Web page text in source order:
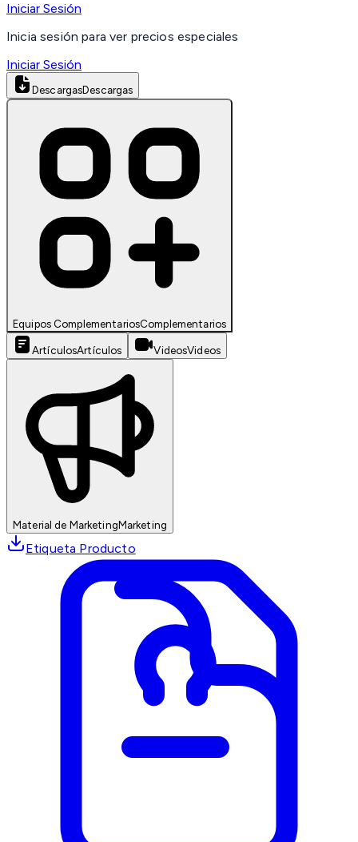
Iniciar Sesión
Inicia sesión para ver precios especiales
Iniciar Sesión
DescargasDescargas
Equipos ComplementariosComplementarios
ArtículosArtículos VideosVideos
Material de MarketingMarketing
Etiqueta Producto